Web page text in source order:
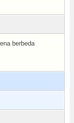
berbeda